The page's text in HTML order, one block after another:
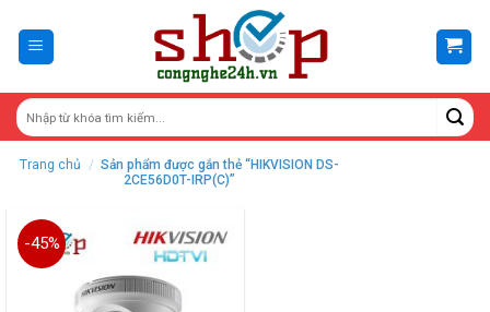
content
Trang chủ / Sản phẩm được gắn thẻ “HIKVISION DS-
2CE56D0T-IRP(C)”
-45%